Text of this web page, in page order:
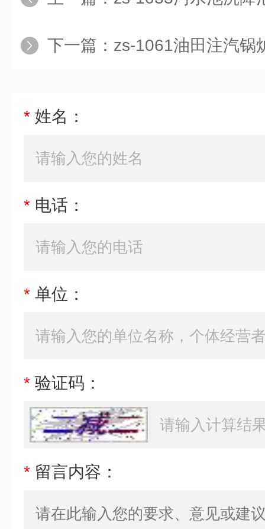
下一篇： zs-1061油田注汽锅炉
* 姓名：
* 电话：
* 单位：
* 验证码：
* 留言内容：